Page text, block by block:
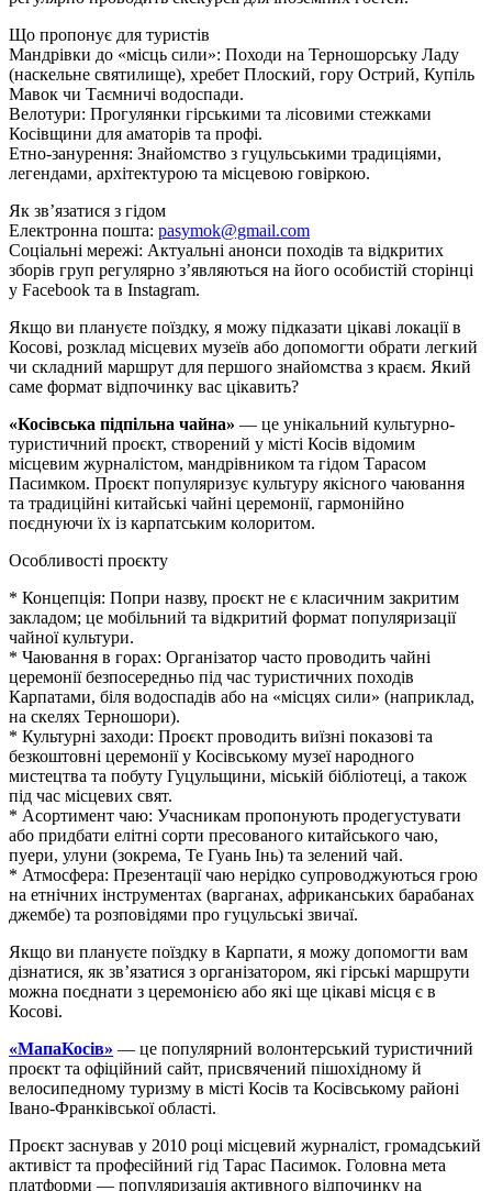
Що пропонує для туристів
Мандрівки до «місць сили»: Походи на Терношорську Ладу
(наскельне святилище), хребет Плоский, гору Острий, Купіль
Мавок чи Таємничі водоспади.
Велотури: Прогулянки гірськими та лісовими стежками
Косівщини для аматорів та профі.
Етно-занурення: Знайомство з гуцульськими традиціями,
легендами, архітектурою та місцевою говіркою.
Як зв’язатися з гідом
Електронна пошта: pasymok@gmail.com
Соціальні мережі: Актуальні анонси походів та відкритих
зборів груп регулярно з’являються на його особистій сторінці
у Facebook та в Instagram.
Якщо ви плануєте поїздку, я можу підказати цікаві локації в
Косові, розклад місцевих музеїв або допомогти обрати легкий
чи складний маршрут для першого знайомства з краєм. Який
саме формат відпочинку вас цікавить?
«Косівська підпільна чайна» — це унікальний культурно-
туристичний проєкт, створений у місті Косів відомим
місцевим журналістом, мандрівником та гідом Тарасом
Пасимком. Проєкт популяризує культуру якісного чаювання
та традиційні китайські чайні церемонії, гармонійно
поєднуючи їх із карпатським колоритом.
Особливості проєкту
* Концепція: Попри назву, проєкт не є класичним закритим
закладом; це мобільний та відкритий формат популяризації
чайної культури.
* Чаювання в горах: Організатор часто проводить чайні
церемонії безпосередньо під час туристичних походів
Карпатами, біля водоспадів або на «місцях сили» (наприклад,
на скелях Терношори).
* Культурні заходи: Проєкт проводить виїзні показові та
безкоштовні церемонії у Косівському музеї народного
мистецтва та побуту Гуцульщини, міській бібліотеці, а також
під час місцевих свят.
* Асортимент чаю: Учасникам пропонують продегустувати
або придбати елітні сорти пресованого китайського чаю,
пуери, улуни (зокрема, Те Гуань Інь) та зелений чай.
* Атмосфера: Презентації чаю нерідко супроводжуються грою
на етнічних інструментах (варганах, африканських барабанах
джембе) та розповідями про гуцульські звичаї.
Якщо ви плануєте поїздку в Карпати, я можу допомогти вам
дізнатися, як зв’язатися з організатором, які гірські маршрути
можна поєднати з церемонією або які ще цікаві місця є в
Косові.
«МапаКосів» — це популярний волонтерський туристичний
проєкт та офіційний сайт, присвячений пішохідному й
велосипедному туризму в місті Косів та Косівському районі
Івано-Франківської області.
Проєкт заснував у 2010 році місцевий журналіст, громадський
активіст та професійний гід Тарас Пасимок. Головна мета
платформи — популяризація активного відпочинку на